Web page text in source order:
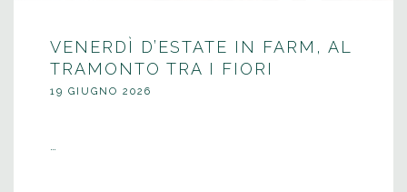
VENERDÌ D’ESTATE IN FARM, AL
TRAMONTO TRA I FIORI
19 GIUGNO 2026
…